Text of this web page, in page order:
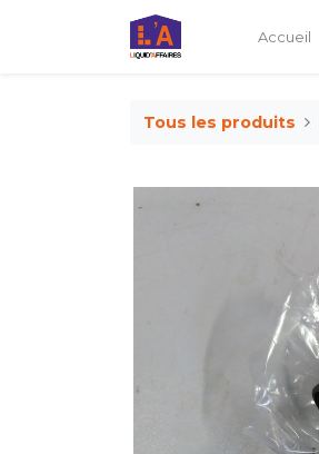
Accueil
Tous les produits